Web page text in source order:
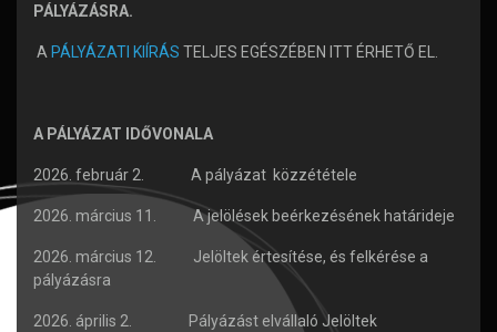
PÁLYÁZÁSRA.
A PÁLYÁZATI KIÍRÁS TELJES EGÉSZÉBEN ITT ÉRHETŐ EL.
A PÁLYÁZAT IDŐVONALA
2026. február 2. A pályázat közzététele
2026. március 11. A jelölések beérkezésének határideje
2026. március 12. Jelöltek értesítése, és felkérése a
pályázásra
2026. április 2. Pályázást elvállaló Jelöltek